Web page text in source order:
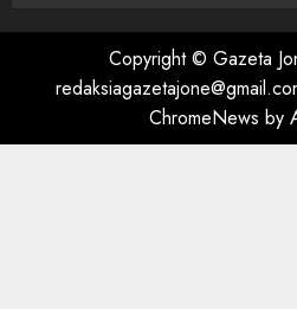
ngjau
flet për
Copyright © Gazeta
ChromeNews by